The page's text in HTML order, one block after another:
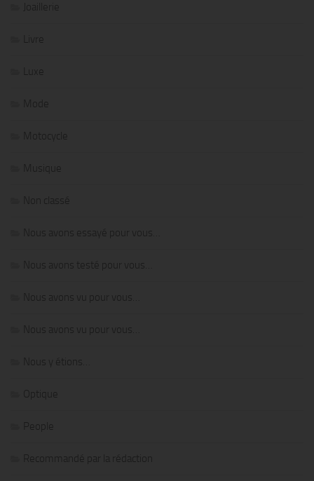
Joaillerie
Livre
Luxe
Mode
Motocycle
Musique
Non classé
Nous avons essayé pour vous…
Nous avons testé pour vous…
Nous avons vu pour vous…
Nous avons vu pour vous…
Nous y étions…
Optique
People
Recommandé par la rédaction